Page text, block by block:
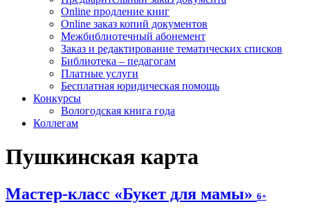
Online продление книг
Online заказ копий документов
Межбиблиотечный абонемент
Заказ и редактирование тематических списков
Библиотека – педагогам
Платные услуги
Бесплатная юридическая помощь
Конкурсы
Вологодская книга года
Коллегам
Пушкинская карта
Мастер-класс «Букет для мамы» 6+